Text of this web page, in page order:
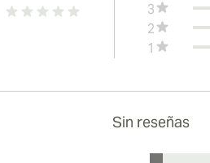
3
2
1
Sin reseñas